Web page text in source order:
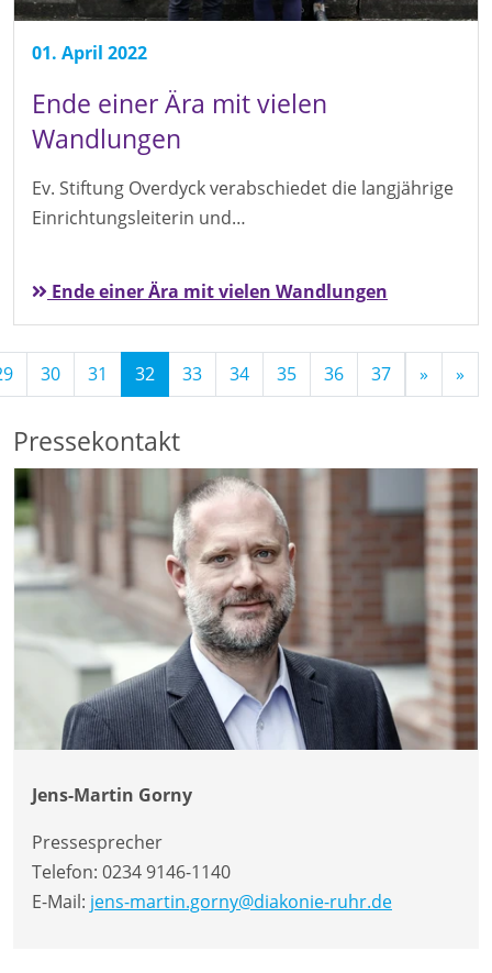
01. April 2022
Ende einer Ära mit vielen
Wandlungen
Ev. Stiftung Overdyck verabschiedet die langjährige
Einrichtungsleiterin und…
Ende einer Ära mit vielen Wandlungen
30 31 32(Standort)
33 34 35 36 37 » »
Pressekontakt
Jens-Martin Gorny
Pressesprecher
Telefon: 0234 9146-1140
E-Mail: jens-martin.gorny@diakonie-ruhr.de